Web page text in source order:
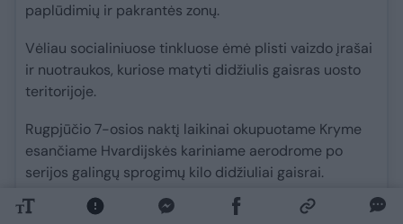
paplūdimių ir pakrantės zonų.
Vėliau socialiniuose tinkluose ėmė plisti vaizdo įrašai
ir nuotraukos, kuriose matyti didžiulis gaisras uosto
teritorijoje.
Rugpjūčio 7-osios naktį laikinai okupuotame Kryme
esančiame Hvardijskės kariniame aerodrome po
serijos galingų sprogimų kilo didžiuliai gaisrai.
Šiek tiek vėliau Ukrainos ginkluotųjų pajėgų